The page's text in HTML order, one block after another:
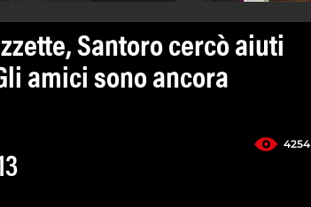
Santoro cercò aiuti
amici sono ancora
4254